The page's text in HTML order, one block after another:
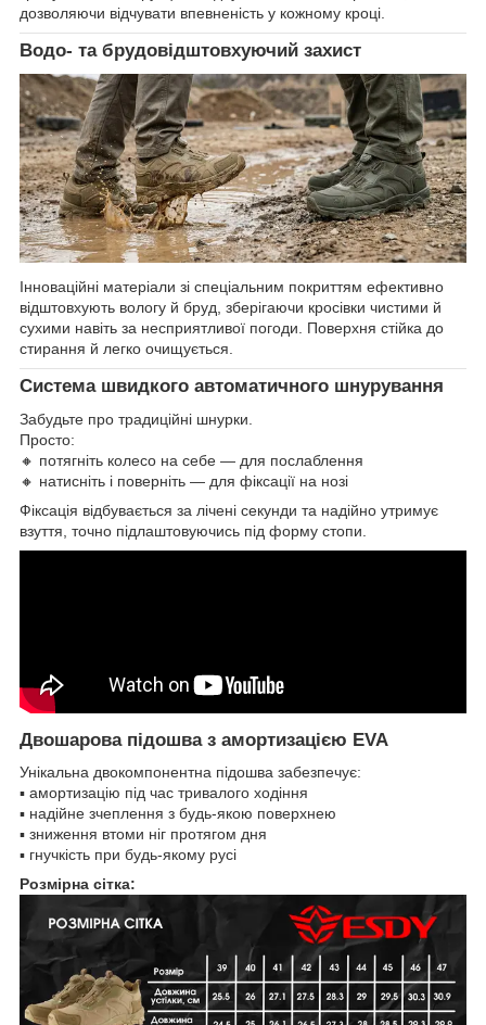
дозволяючи відчувати впевненість у кожному кроці.
Водо- та брудовідштовхуючий захист
Інноваційні матеріали зі спеціальним покриттям ефективно
відштовхують вологу й бруд, зберігаючи кросівки чистими й
сухими навіть за несприятливої погоди. Поверхня стійка до
стирання й легко очищується.
Система швидкого автоматичного шнурування
Забудьте про традиційні шнурки.
Просто:
🔸 потягніть колесо на себе — для послаблення
🔸 натисніть і поверніть — для фіксації на нозі
Фіксація відбувається за лічені секунди та надійно утримує
взуття, точно підлаштовуючись під форму стопи.
Двошарова підошва з амортизацією EVA
Унікальна двокомпонентна підошва забезпечує:
▪️ амортизацію під час тривалого ходіння
▪️ надійне зчеплення з будь-якою поверхнею
▪️ зниження втоми ніг протягом дня
▪️ гнучкість при будь-якому русі
Розмірна сітка: